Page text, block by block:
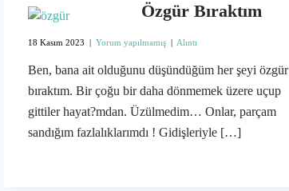
Özgür Bıraktım
18 Kasım 2023 | Yorum yapılmamış | Alıntı
Ben, bana ait olduğunu düşündüğüm her şeyi özgür
bıraktım. Bir çoğu bir daha dönmemek üzere uçup
gittiler hayat?mdan. Üzülmedim… Onlar, parçam
sandığım fazlalıklarımdı ! Gidişleriyle […]